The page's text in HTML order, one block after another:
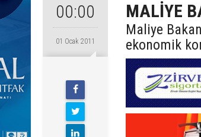
00:00
01 Ocak 2011
MALİYE
Maliye
ekonomik